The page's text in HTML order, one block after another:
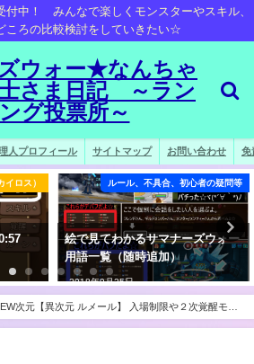
付中！ みんなで楽しくモンスターやスキル、
ころの比較検討をしていきたい☆
ウォー★なんちゃ
さま日記 ～ラン
グ投票所～
人プロフィール サイトマップ お問い合わせ 免
の疑問等
ォー
ダンジョン（カイロス）
コッパー（風リビング）を入れた
ら巨人は早くなるのか？
2018年4月9日
次元【異次元 ルメール】 入場制限や２次覚醒モン